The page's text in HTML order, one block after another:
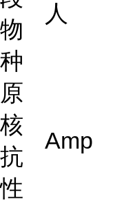
物
种
人
原
核
抗
性
Amp